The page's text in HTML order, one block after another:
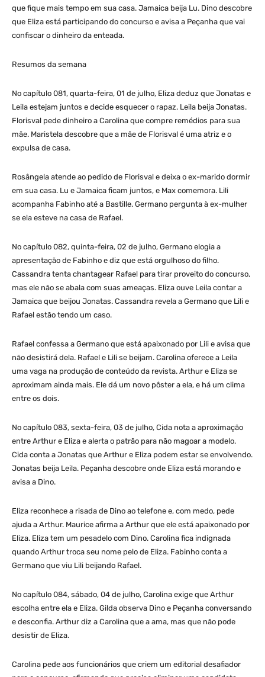
que fique mais tempo em sua casa. Jamaica beija Lu. Dino descobre
que Eliza está participando do concurso e avisa a Peçanha que vai
confiscar o dinheiro da enteada.
Resumos da semana
No capítulo 081, quarta-feira, 01 de julho, Eliza deduz que Jonatas e
Leila estejam juntos e decide esquecer o rapaz. Leila beija Jonatas.
Florisval pede dinheiro a Carolina que compre remédios para sua
mãe. Maristela descobre que a mãe de Florisval é uma atriz e o
expulsa de casa.
Rosângela atende ao pedido de Florisval e deixa o ex-marido dormir
em sua casa. Lu e Jamaica ficam juntos, e Max comemora. Lili
acompanha Fabinho até a Bastille. Germano pergunta à ex-mulher
se ela esteve na casa de Rafael.
No capítulo 082, quinta-feira, 02 de julho, Germano elogia a
apresentação de Fabinho e diz que está orgulhoso do filho.
Cassandra tenta chantagear Rafael para tirar proveito do concurso,
mas ele não se abala com suas ameaças. Eliza ouve Leila contar a
Jamaica que beijou Jonatas. Cassandra revela a Germano que Lili e
Rafael estão tendo um caso.
Rafael confessa a Germano que está apaixonado por Lili e avisa que
não desistirá dela. Rafael e Lili se beijam. Carolina oferece a Leila
uma vaga na produção de conteúdo da revista. Arthur e Eliza se
aproximam ainda mais. Ele dá um novo pôster a ela, e há um clima
entre os dois.
No capítulo 083, sexta-feira, 03 de julho, Cida nota a aproximação
entre Arthur e Eliza e alerta o patrão para não magoar a modelo.
Cida conta a Jonatas que Arthur e Eliza podem estar se envolvendo.
Jonatas beija Leila. Peçanha descobre onde Eliza está morando e
avisa a Dino.
Eliza reconhece a risada de Dino ao telefone e, com medo, pede
ajuda a Arthur. Maurice afirma a Arthur que ele está apaixonado por
Eliza. Eliza tem um pesadelo com Dino. Carolina fica indignada
quando Arthur troca seu nome pelo de Eliza. Fabinho conta a
Germano que viu Lili beijando Rafael.
No capítulo 084, sábado, 04 de julho, Carolina exige que Arthur
escolha entre ela e Eliza. Gilda observa Dino e Peçanha conversando
e desconfia. Arthur diz a Carolina que a ama, mas que não pode
desistir de Eliza.
Carolina pede aos funcionários que criem um editorial desafiador